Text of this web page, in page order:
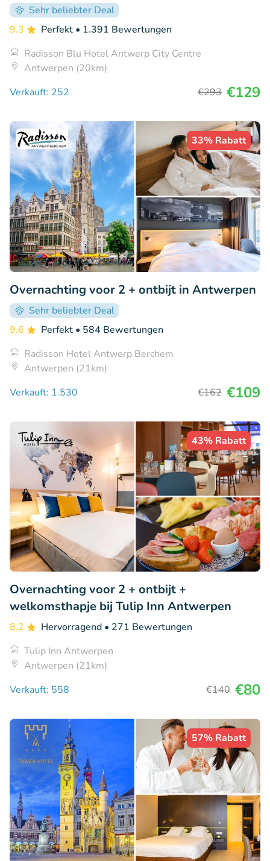
Sehr beliebter Deal
9.3
Perfekt • 1.391 Bewertungen
Radisson Blu Hotel Antwerp City Centre
Antwerpen (20km)
Verkauft: 252
€293 €129
33% Rabatt
Overnachting voor 2 + ontbijt in Antwerpen
Sehr beliebter Deal
9.6
Perfekt • 584 Bewertungen
Radisson Hotel Antwerp Berchem
Antwerpen (21km)
Verkauft: 1.530
€162 €109
43% Rabatt
Overnachting voor 2 + ontbijt +
welkomsthapje bij Tulip Inn Antwerpen
8.2 Hervorragend • 271 Bewertungen
Tulip Inn Antwerpen
Antwerpen (21km)
Verkauft: 558
€140 €80
57% Rabatt